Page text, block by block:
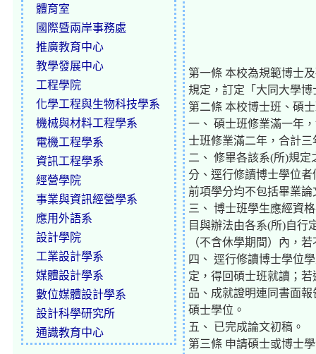
體育室
國際暨兩岸事務處
推廣教育中心
教學發展中心
工程學院
化學工程與生物科技學系
機械與材料工程學系
電機工程學系
資訊工程學系
經營學院
事業與資訊經營學系
應用外語系
設計學院
工業設計學系
媒體設計學系
數位媒體設計學系
設計科學研究所
通識教育中心
第一條 本校為規範博士
規定，訂定「大同大學
第二條 本校博士班、碩
一、 碩士班修業滿一年
士班修業滿二年，合計三
二、 修畢各該系(所)規
分、逕行修讀博士學位者
前項學分均不包括畢業論
三、 博士班學生應經資
目與辦法由各系(所)自行
（不含休學期間）內，
四、 逕行修讀博士學位
定，得回碩士班就讀；
品、成就證明連同書面
碩士學位。
五、 已完成論文初稿。
第三條 申請碩士或博士